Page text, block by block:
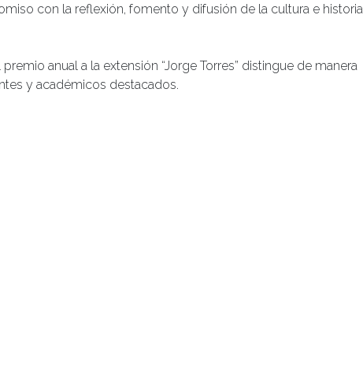
con la reflexión, fomento y difusión de la cultura e historia
anual a la extensión “Jorge Torres” distingue de manera
y académicos destacados.